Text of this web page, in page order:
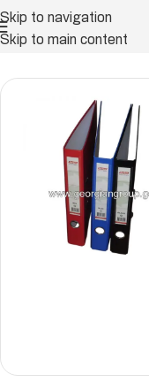
Skip to navigation
Skip to main content
საქაღალდე,